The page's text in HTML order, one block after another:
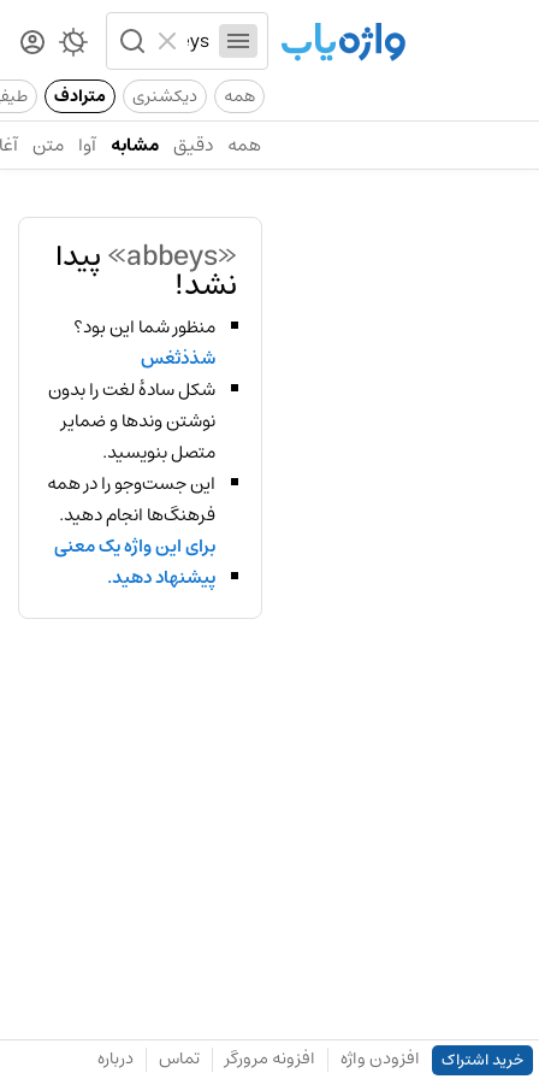
همه دیکشنری مترادف
همه دقیق مشابه آوا متن
«abbeys» پیدا
نشد!
منظور شما این بود؟
شذذثغس
شکل سادهٔ لغت را بدون
نوشتن وندها و ضمایر
متصل بنویسید.
این جست‌وجو را در همه
فرهنگ‌ها انجام دهید.
برای این واژه یک معنی
پیشنهاد دهید.
خرید اشتراک افزودن واژه افزونه مرورگر تماس درباره